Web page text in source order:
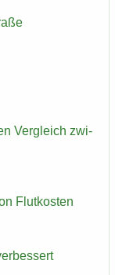
Ver­gleich zwi­
Flut­kos­ten